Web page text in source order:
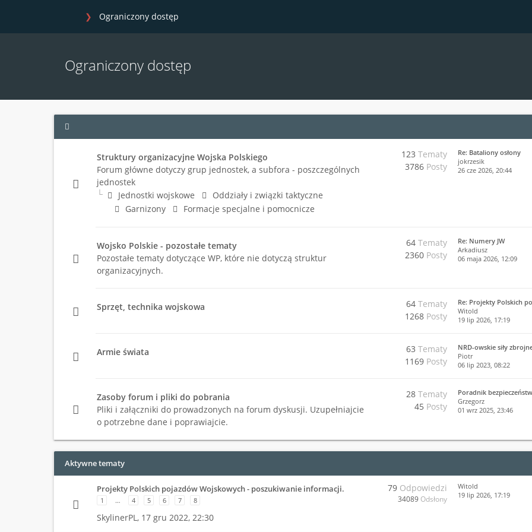
Ograniczony dostęp
Ograniczony dostęp
Struktury organizacyjne Wojska Polskiego
Forum główne dotyczy grup jednostek, a subfora - poszczególnych
jednostek
Jednostki wojskowe
Oddziały i związki taktyczne
Garnizony
Formacje specjalne i pomocnicze
123 Tematy
3786 Posty
Re: Bataliony osłony
jokrzesik
26 cze 2026, 20:44
Wojsko Polskie - pozostałe tematy
Pozostałe tematy dotyczące WP, które nie dotyczą struktur
organizacyjnych.
64 Tematy
2360 Posty
Re: Numery JW
Arkadiusz
06 maja 2026, 12:09
Sprzęt, technika wojskowa 64 Tematy
1268 Posty
Re: Projekty Polskich
Witold
19 lip 2026, 17:19
Armie świata 63 Tematy
1169 Posty
NRD-owskie siły
Piotr
06 lip 2023, 08:22
Zasoby forum i pliki do pobrania
Pliki i załączniki do prowadzonych na forum dyskusji. Uzupełniajcie
o potrzebne dane i poprawiajcie.
28 Tematy
45 Posty
Poradnik
Grzegorz
01 wrz 2025, 23:46
Aktywne tematy
Projekty Polskich pojazdów Wojskowych - poszukiwanie informacji.
1 … 4 5 6 7 8
SkylinerPL, 17 gru 2022, 22:30
79 Odpowiedzi
34089 Odsłony
Witold
19 lip 2026, 17:19